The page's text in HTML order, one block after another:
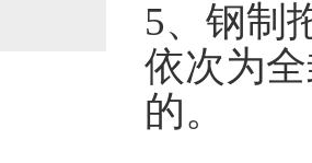
5、钢制
依次为
的。